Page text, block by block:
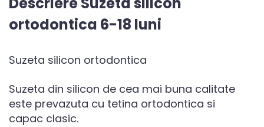
ortodontica 6-18 luni
Suzeta silicon ortodontica
Suzeta din silicon de cea mai buna calitate
este prevazuta cu tetina ortodontica si
capac clasic.